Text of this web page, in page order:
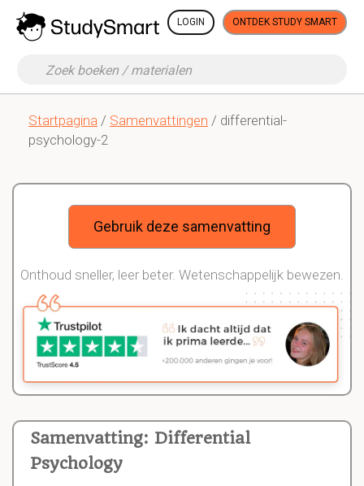
LOGIN ONTDEK STUDY SMART
Startpagina / Samenvattingen / differential-
psychology-2
Samenvatting: Differential
Psychology
Gebruik deze samenvatting
Onthoud sneller, leer beter. Wetenschappelijk bewezen.